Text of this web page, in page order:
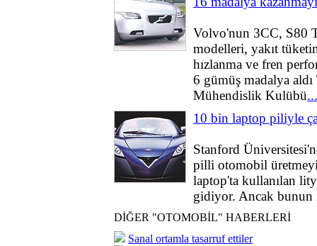
Volvo'nun 3CC, S80
modelleri, yakıt
hızlanma ve fren
6 gümüş madalya aldı
Mühendislik Kulübü
10 bin laptop piliyle
Stanford
pilli otomobil üretmeyi
laptop'ta kullanılan
gidiyor. Ancak
DİĞER "OTOMOBİL" HABERLERİ
Sanal ortamla tasarruf ettiler